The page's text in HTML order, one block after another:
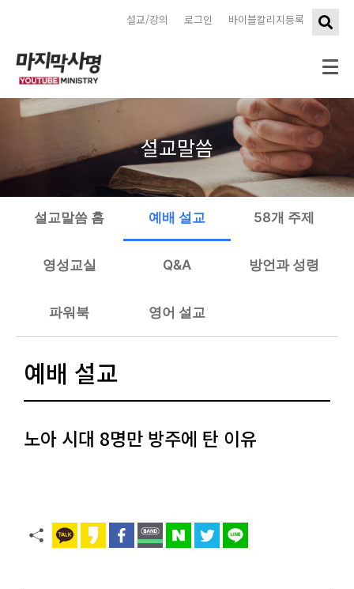
바이블칼리지등록
로그인
설교/강의
설교말씀
설교말씀 홈 예배 설교 58개 주제
영성교실 Q&A 방언과 성령
파워북 영어 설교
예배 설교
노아 시대 8명만 방주에 탄 이유